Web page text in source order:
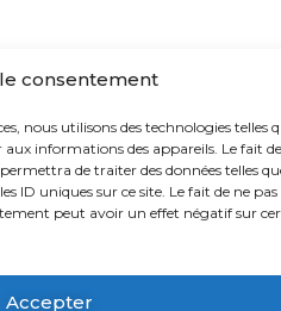
consentement
nous utilisons des technologies telles
aux informations des appareils. Le fait de
de traiter des données telles
ID uniques sur ce site. Le fait de ne pas
peut avoir un effet négatif sur
Accepter